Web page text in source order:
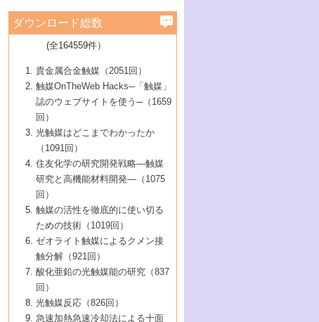
B号 第117回触媒討論会（2016年・大阪府
立大学）
ールホテル豊橋）
B号 第111回触媒討論会（2013年・関西大
7号 水素を利用する化成品合成の新潮流
6号 新しい固体酸触媒技術
7号 ゼオライト合成における最近の進歩
5号 触媒を有効に使うための技術
7号 有機分子触媒による精密有機合成
8号 高機能化ポリオレフィンに向けた重合
触媒の最近の進展
蔵技術の進歩
5号 CO2が関わる触媒・材料
7号 持続可能社会実現のための触媒および
触媒関連技術
4号 錯体を利用したユニークな表面構造の
構築と機能
5号 若手会員による触媒研究の未来展望1：
企業編
6号 第102回触媒討論会
7号 触媒・化学反応における計算化学の進
8号 若手研究者による触媒研究の未来展望
2：大学・研究所編
3号 実用的ファインケミカル合成プロセス
を実現する触媒
5号 こんな物質，あんな物質―新たな触媒
の可能性―
7号 『結晶の化学』を活かした触媒研究
8号 イオン液体の応用
1号 固体酸触媒の最近の進歩
2号 第97回触媒討論会
3号 リビング重合触媒の最近の展開
5号 水素製造・貯蔵のための触媒技術の新
しい展開
6号 第98回触媒討論会
7号 基礎化学品製造の触媒技術
8号 多機能型リアクター
1号 最近の触媒担体とその効果
2号 第95回触媒討論会
4号 水分解用光触媒材料
5号 時間分解分光の進歩と応用
6号 第96回触媒討論会
8号 超臨界流体を用いた化学プロセスの新
▼46巻（2004年）
1号 部分酸化反応触媒の最前線
2号 第93回触媒討論会
3号 特殊エネルギー場の触媒反応
4号 生体内における金属の触媒作用
5号 ファインケミカルズの展開に寄与する
6号 第94回触媒討論会
7号 サブナノレベルでみた新しい表面現象
8号 オレフィン重合触媒の新たな展
▼45巻（2003年）
1号 なぜこの触媒が良いのか？
2号 第91回触媒討論会
3号 最近の自動車排ガス処理技術
4号 触媒研究の現状と将来─第90回触媒討論
5号 基礎化学品製造の触媒技術
6号 第92回触媒討論会
7号 基礎化学品製造の触媒技術
8号 資源の循環と触媒技術
▼44巻（2002年）
1号 高次制御された触媒の化学
2号 第89回触媒討論会
3号 触媒を利用した電気化学の新展開
4号 ナノ材料の調製と機能化
5号 こんな触媒が欲しい
6号 第90回触媒討論会
7号 触媒研究と学術雑誌/情報
8号 若い世代からみた触媒化学の現状と未
▼43巻（2001年）
1号 グリーンケミストリーと触媒
2号 第87回触媒討論会特集号
3号 生体触媒とバイオプロセス
4号 水素製造・利用の触媒化学
5号 触媒研究における新しい切り口：コン
ビナトリアルケミストリー
6号 第88回触媒討論会特集号
7号 企業における触媒研究のブレークスル
8号 この材料を触媒として使ってみません
▼42巻（2000年）
1号 触媒反応工学の明日を拓く
2号 第85回触媒討論会
3号 反応ダイナミクス
5号 触媒のおもしろさをどのように伝える
6号 第86回触媒討論会
7号 水素化精製触媒の新しい展開
8号 新しい反応性と機能性を目指した金属
クラスタ-化学
▼41巻（1999年）
1号 孔、穴、あな?-特異な空間とその利用-
2号 第83回触媒討論会
3号 均一系触媒反応最前線
4号 実用炭素材料の新展開
5号 研究の方法論を考える
7号 機能性金属材料と触媒
8号 触媒研究へのNMRの応用と展望
▼40巻（1998年）
進展と21世紀への提言/創立40周年記念・触
媒学会この10年の歩みとこれから/創立40周
2号 第81回触媒討論会
3号 計算機触媒化学へのさそい
4号 触媒劣化の制御と予測
5号 最新の実用プロセスと触媒
6号 第82回触媒討論会
1号 均一系と不均一系触媒反応-その特徴と
接点
2号 第79回触媒討論会
3号 最新NO除去触媒の実用化研究
4号 新しい反応場を目指した触媒調製
5号 反応・分離技術の新しい展開
6号 第80回触媒討論会
▼38巻（1996年）
1号 触媒の構造と触媒作用/C1化学を中心と
する21世紀への触媒
3号 オリンピックメダル:金・銀・銅はどん
な触媒作用を示すか
4号 触媒作用における機能の複合化
▼37巻（1995年）
1号 ファインケミカルズと固体触媒
2号 第75回触媒討論会
3号 希土類を利用した触媒
4号 触媒とリサイクル
5号 エネルギー変換触媒
▼36巻（1994年）
1号 電気化学と触媒
2号 第73回触媒討論会
3号 C4化学の展開
4号 《通常号》
▼35巻（1993年）
1号 工業触媒開発マニュアル―探索から工
業化まで
2号 第71回触媒討論会
▼34巻（1992年）
1号 インパクトを与えたこの研究
2号 第69回触媒討論会
▼33巻（1991年）
1号 触媒プロセス開発マニュアル―探索か
▼32巻（1990年）
ダウンロード総数
(全164559件）
貴金属合金触媒（2051回）
触媒OnTheWeb Hacks─「触媒」
誌のウェブサイトを使う─（1659
回）
光触媒はどこまでわかったか
（1091回）
住友化学の研究開発戦略―触媒
研究と高機能材料開発―（1075
回）
触媒の活性を徹底的に使い切る
ための技術（1019回）
ゼオライト触媒によるクメン接
触分解（921回）
酸化亜鉛の光触媒能の研究（837
回）
光触媒反応（826回）
急速加熱急速冷却法による十面